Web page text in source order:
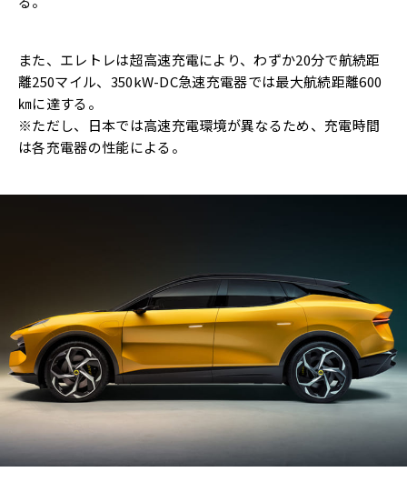
また、エレトレは超高速充電により、わずか20分で航続距
離250マイル、350kW-DC急速充電器では最大航続距離600
㎞に達する。
※ただし、日本では高速充電環境が異なるため、充電時間
は各充電器の性能による。